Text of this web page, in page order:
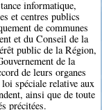
informatique,
et centres publics
de communes
et du Conseil de la
public de la Région,
de la
de leurs organes
spéciale relative aux
ainsi que de toute
précitées.